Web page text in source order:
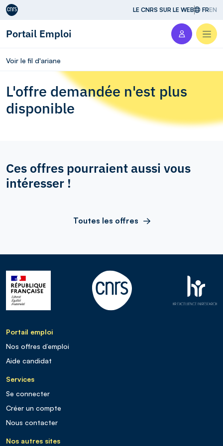
Aller au contenu LE CNRS SUR LE WEB FREN
Portail Emploi
Voir le fil d'ariane
L'offre demandée n'est plus
disponible
Ces offres pourraient aussi vous
intéresser !
Toutes les offres
Portail emploi
Nos offres d’emploi
Aide candidat
Services
Se connecter
Créer un compte
Nous contacter
Nos autres sites